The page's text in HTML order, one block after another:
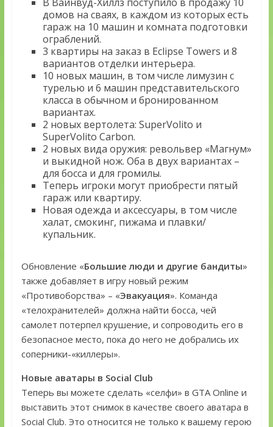
домов на сваях, в каждом из которых есть
гараж на 10 машин и комната подготовки
ограблений.
3 квартиры на заказ в Eclipse Towers и 8
вариантов отделки интерьера.
10 новых машин, в том числе лимузин с
турелью и 6 машин представительского
класса в обычном и бронированном
вариантах.
2 новых вертолета: SuperVolito и
SuperVolito Carbon.
2 новых вида оружия: револьвер «Магнум»
и выкидной нож. Оба в двух вариантах –
для босса и для громилы.
Теперь игроки могут приобрести пятый
гараж или квартиру.
Новая одежда и аксессуары, в том числе
халат, смокинг, пижама и плавки/
купальник.
Обновление «Большие люди и другие бандиты»
также добавляет в игру новый режим
«Противоборства» – «Эвакуация». Команда
«телохранителей» должна найти босса, чей
самолет потерпел крушение, и сопроводить его в
безопасное место, пока до него не добрались их
соперники-«киллеры».
Новые аватары в Social Club
Теперь вы можете сделать «селфи» в GTA Online и
выставить этот снимок в качестве своего аватара в
Social Club. Это относится не только к вашему герою